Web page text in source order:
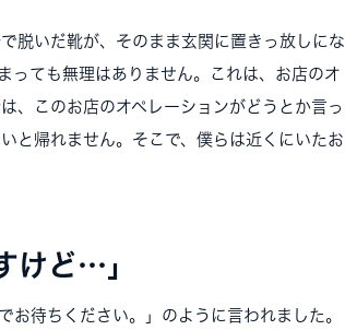
脱いだ靴が、そのまま玄関に置きっ放しにな
っても無理はありません。これは、お店のオ
、このお店のオペレーションがどうとか言っ
と帰れません。そこで、僕らは近くにいたお
けど…」
お待ちください。」のように言われました。